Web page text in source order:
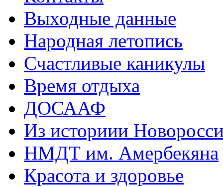
Выходные данные
Народная летопись
Счастливые каникулы
Время отдыха
ДОСААФ
Из историии
НМДТ им. Амербекяна
Красота и здоровье